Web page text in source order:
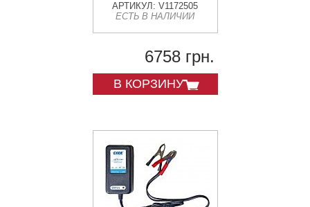
АРТИКУЛ: V1172505
ЕСТЬ В НАЛИЧИИ
6758 грн.
В КОРЗИНУ